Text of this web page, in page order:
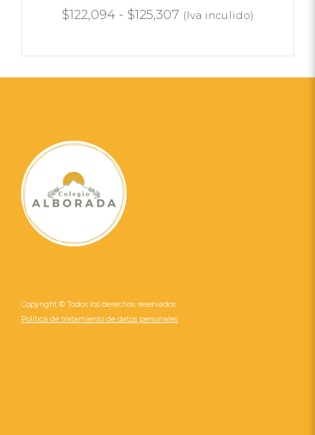
$122,094 - $125,307 (Iva inculido)
Copyright © Todos los derechos reservados
Política de tratamiento de datos personales